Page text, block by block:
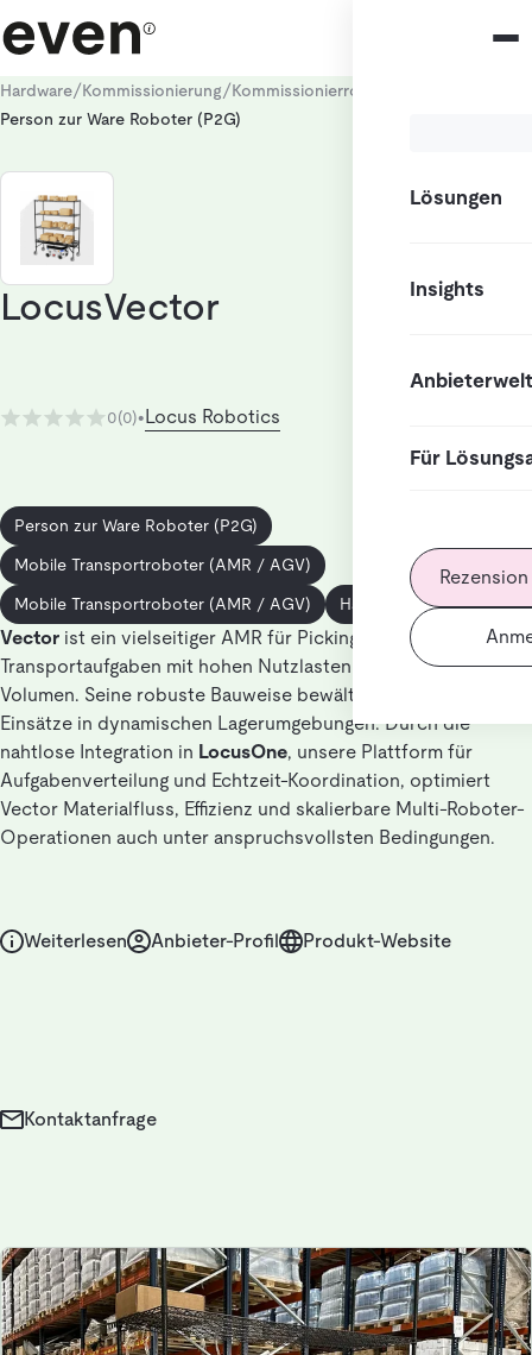
Lösungen
Insights
Anbieterwelt
Für
Hardware/Kommissionierung/Kommissionierroboter
Person zur Ware Roboter (P2G)
LocusVector
0(0)•Locus Robotics
Person zur Ware Roboter (P2G)
Mobile Transportroboter (AMR / AGV)
Mobile Transportroboter (AMR / AGV) Hängeware
Vector ist ein vielseitiger AMR für Picking-, Nachschub- und
Transportaufgaben mit hohen Nutzlasten oder großem
Volumen. Seine robuste Bauweise bewältigt anspruchsvolle
Einsätze in dynamischen Lagerumgebungen. Durch die
nahtlose Integration in LocusOne, unsere Plattform für
Aufgabenverteilung und Echtzeit-Koordination, optimiert
Vector Materialfluss, Effizienz und skalierbare Multi-Roboter-
Operationen auch unter anspruchsvollsten Bedingungen.
Weiterlesen Anbieter-Profil Produkt-Website
Kontaktanfrage